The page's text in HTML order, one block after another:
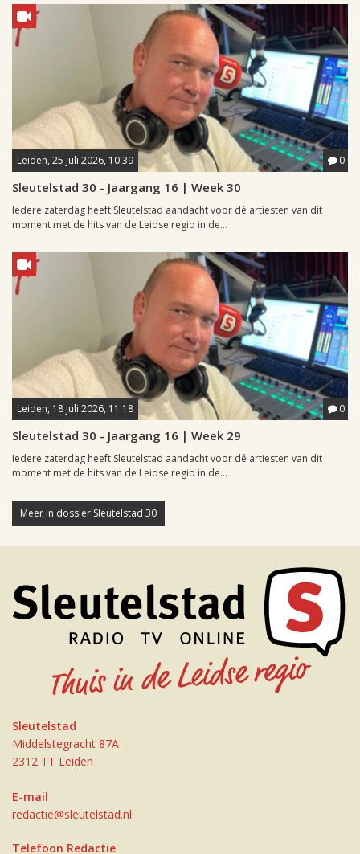
Leiden, 25 juli 2026, 10:39 0
Sleutelstad 30 - Jaargang 16 | Week 30
Iedere zaterdag heeft Sleutelstad aandacht voor dé artiesten van dit
moment met de hits van de Leidse regio in de...
Leiden, 18 juli 2026, 11:18 0
Sleutelstad 30 - Jaargang 16 | Week 29
Iedere zaterdag heeft Sleutelstad aandacht voor dé artiesten van dit
moment met de hits van de Leidse regio in de...
Meer in dossier Sleutelstad 30
Sleutelstad
Middelstegracht 87A
2312 TT Leiden
E-mail
redactie@sleutelstad.nl
Telefoon Redactie